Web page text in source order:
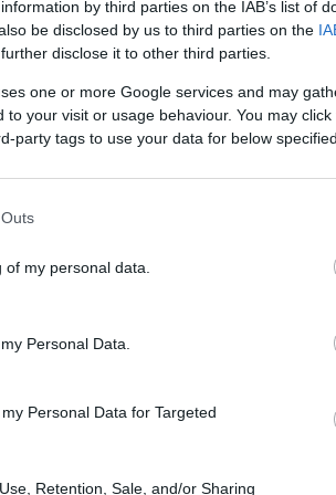
by third parties on the IAB’s list of
be disclosed by us to third parties on the
disclose it to other third parties.
one or more Google services and may
to your visit or usage behaviour. You may
party tags to use your data for below
my personal data.
Personal Data.
Personal Data for Targeted
Retention, Sale, and/or Sharing
e la notizia dell’arrivo di Ciro
pagine importanti con la
davvero il rinforzo che i felsinei
realtà è meno politically correct
e vincitore della Coppa
Ma chiariamo subito: la
che ci si aspetterebbe. Certo,
può negare che la sua
a mantenere il Bologna